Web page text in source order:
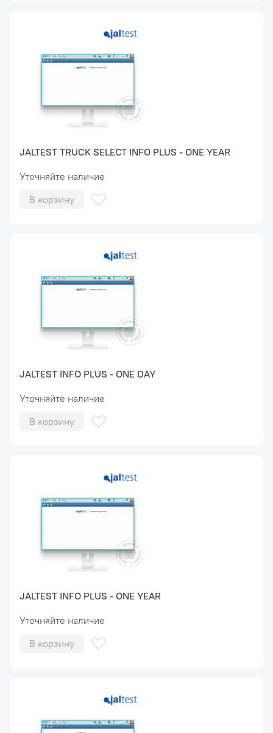
JALTEST TRUCK SELECT INFO PLUS - ONE YEAR
Уточняйте наличие
В корзину
JALTEST INFO PLUS - ONE DAY
Уточняйте наличие
В корзину
JALTEST INFO PLUS - ONE YEAR
Уточняйте наличие
В корзину